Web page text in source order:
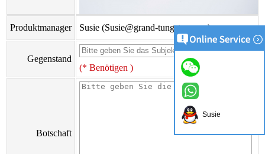
Produktmanager Susie (Susie@grand-tungsten.com)
Gegenstand
(* Benötigen )
Botschaft
Susie